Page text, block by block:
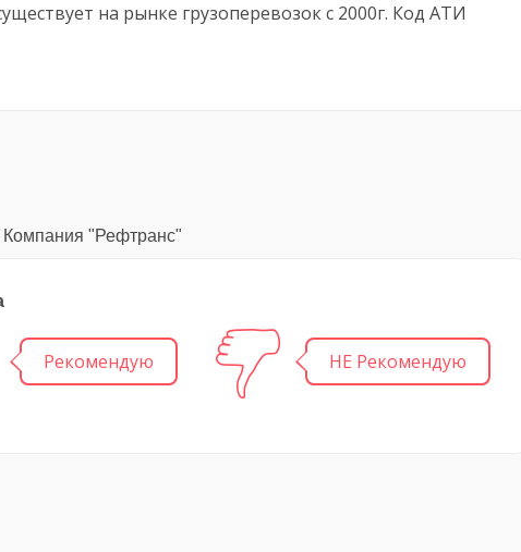
на рынке грузоперевозок с 2000г. Код АТИ
Компания "Рефтранс"
Рекомендую НЕ Рекомендую